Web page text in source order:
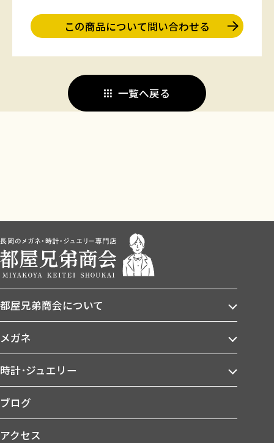
この商品について問い合わせる
一覧へ戻る
都屋兄弟商会について
メガネ
時計･ジュエリー
ブログ
アクセス